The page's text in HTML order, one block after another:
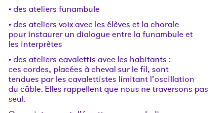
• des ateliers funambule
• des ateliers voix avec les élèves et la chorale
pour instaurer un dialogue entre la funambule et
les interprètes
• des ateliers cavalettis avec les habitants :
ces cordes, placées à cheval sur le fil, sont
tendues par les cavalettistes limitant l’oscillation
du câble. Elles rappellent que nous ne traversons pas
seul.